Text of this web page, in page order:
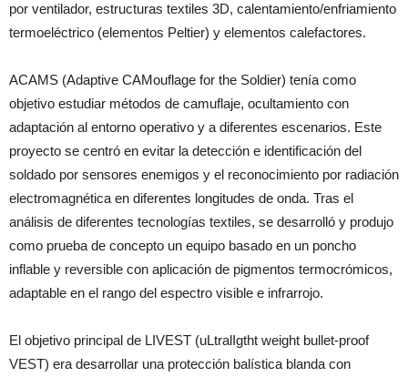
por ventilador, estructuras textiles 3D, calentamiento/enfriamiento
termoeléctrico (elementos Peltier) y elementos calefactores.
ACAMS (Adaptive CAMouflage for the Soldier) tenía como
objetivo estudiar métodos de camuflaje, ocultamiento con
adaptación al entorno operativo y a diferentes escenarios. Este
proyecto se centró en evitar la detección e identificación del
soldado por sensores enemigos y el reconocimiento por radiación
electromagnética en diferentes longitudes de onda. Tras el
análisis de diferentes tecnologías textiles, se desarrolló y produjo
como prueba de concepto un equipo basado en un poncho
inflable y reversible con aplicación de pigmentos termocrómicos,
adaptable en el rango del espectro visible e infrarrojo.
El objetivo principal de LIVEST (uLtralIgtht weight bullet-proof
VEST) era desarrollar una protección balística blanda con